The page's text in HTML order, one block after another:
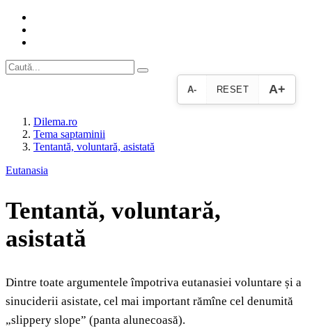
A- RESET A+
Dilema.ro
Tema saptaminii
Tentantă, voluntară, asistată
Eutanasia
Tentantă, voluntară,
asistată
Dintre toate argumentele împotriva eutanasiei voluntare și a
sinuciderii asistate, cel mai important rămîne cel denumită
„slippery slope” (panta alunecoasă).